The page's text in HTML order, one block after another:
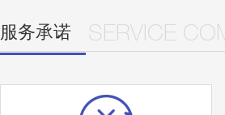
服务承诺 SERVICE